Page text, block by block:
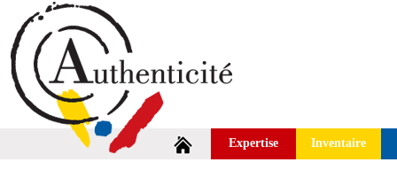
Expertise Inventaire